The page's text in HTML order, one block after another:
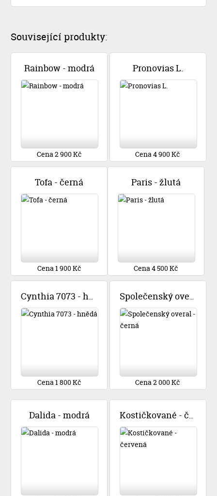
Související produkty:
Rainbow - modrá
Cena 2 900 Kč
Pronovias L.
Cena 4 900 Kč
Tofa - černá
Cena 1 900 Kč
Paris - žlutá
Cena 4 500 Kč
Cynthia 7073 - hnědá
Cena 1 800 Kč
Společenský overal - černá
Cena 2 000 Kč
Dalida - modrá Kostičkované - červená